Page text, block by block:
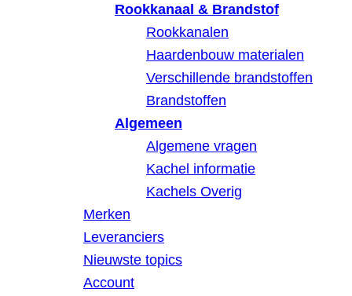
Rookkanaal & Brandstof
Rookkanalen
Haardenbouw materialen
Verschillende brandstoffen
Brandstoffen
Algemeen
Algemene vragen
Kachel informatie
Kachels Overig
Merken
Leveranciers
Nieuwste topics
Account